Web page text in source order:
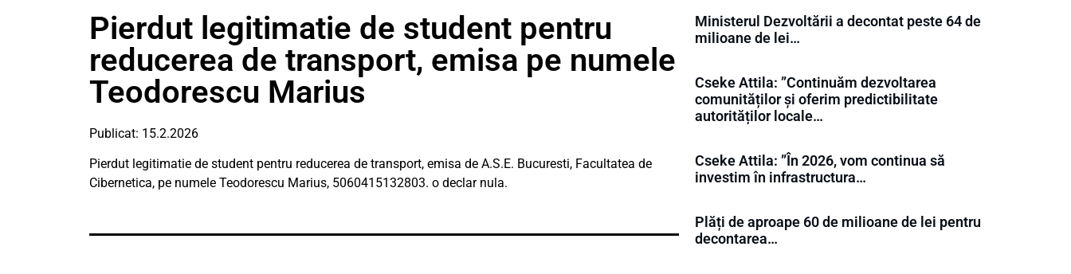
Pierdut legitimatie de student pentru
reducerea de transport, emisa pe numele
Teodorescu Marius
Publicat: 15.2.2026
Pierdut legitimatie de student pentru reducerea de transport, emisa de A.S.E. Bucuresti, Facultatea de
Cibernetica, pe numele Teodorescu Marius, 5060415132803. o declar nula.
Ministerul Dezvoltării a decontat peste 64 de
milioane de lei…
Cseke Attila: ”Continuăm dezvoltarea
comunităților și oferim predictibilitate
autorităților locale…
Cseke Attila: ”În 2026, vom continua să
investim în infrastructura…
Plăți de aproape 60 de milioane de lei pentru
decontarea…